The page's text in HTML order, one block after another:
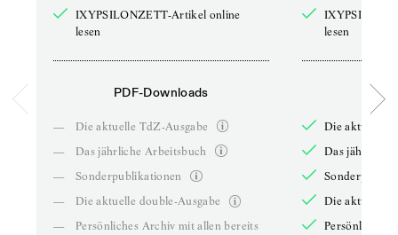
IXYPSILONZETT-Artikel online
lesen
PDF-Downloads
—
Die aktuelle TdZ-Ausgabe
—
Das jährliche Arbeitsbuch
—
Sonderpublikationen
—
Die aktuelle double-Ausgabe
—
Persönliches Archiv mit allen bereits
lesen
Die aktuelle
Das jährliche
Die aktuelle
Persönliches